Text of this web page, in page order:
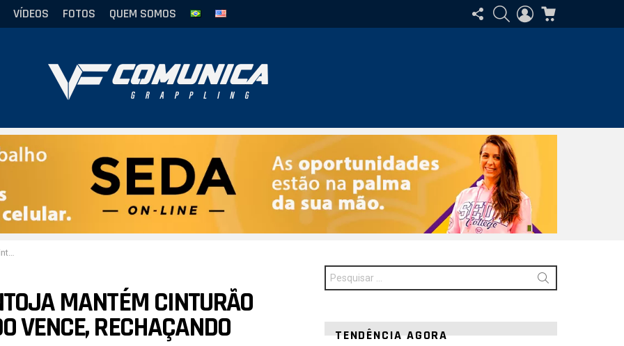
VÍDEOS FOTOS QUEM SOMOS
SIGA-
NOS
PESQUISAR
ENTRAR
MANTÉM CINTURÃO
VENCE, RECHAÇANDO
Procurar
por:
TENDÊNCIA AGORA